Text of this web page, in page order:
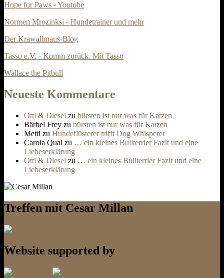
Hope for Paws - Youtube
Normen Mrozinksi - Hundetrainer und mehr
Der Krawallmaus-Blog
Tasso e.V. - Komm zurück. Mit Tasso
Wallace the Pitbull
Neueste Kommentare
Otti & Diesel zu bürsten ist nur was für Katzen
Bärbel Frey zu bürsten ist nur was für Katzen
Metti zu Hundeflüsterer trifft Dog Whisperer
Carola Qual zu … ein kleines Bullterrier Fazit und eine
Liebeserklärung
Otti & Diesel zu … ein kleines Bullterrier Fazit und eine
Liebeserklärung
Treffen mit Cesar Millan
Website supported by